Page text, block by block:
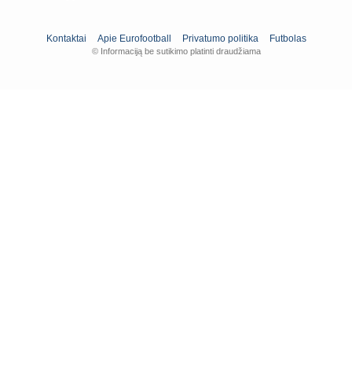
Kontaktai Apie Eurofootball Privatumo politika Futbolas
© Informaciją be sutikimo platinti draudžiama